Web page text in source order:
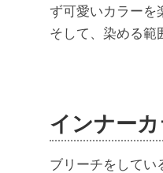
ず可愛いカラーを
そして、染める範
インナー
ブリーチをしてい